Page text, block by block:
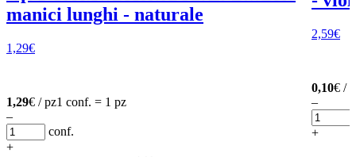
manici lunghi - naturale
1,29€
1,29€ / pz1 conf. = 1 pz
–
conf.
+
2,59€
0,10€ /
–
+